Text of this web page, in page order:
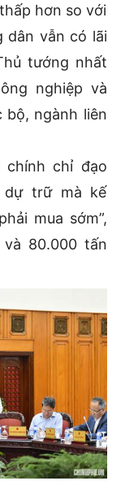
hơn so với
dân vẫn có lãi
tướng nhất
nghiệp và
bộ, ngành liên
chính chỉ đạo
dự trữ mà kế
mua sớm”,
80.000 tấn